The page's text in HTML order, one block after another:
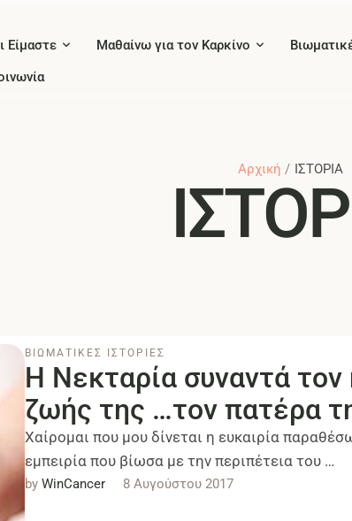
Είμαστε Μαθαίνω για τον Καρκίνο
Αρχική / ΙΣΤΟΡΙΑ
ΒΙΩΜΑΤΙΚΕΣ ΙΣΤΟΡΙΕΣ
Η Νεκταρία συναντά
ζωής της …τον πατέρα
Χαίρομαι που μου δίνεται η ευκαιρία
εμπειρία που βίωσα με την περιπέτεια του …
by WinCancer 8 Αυγούστου 2017